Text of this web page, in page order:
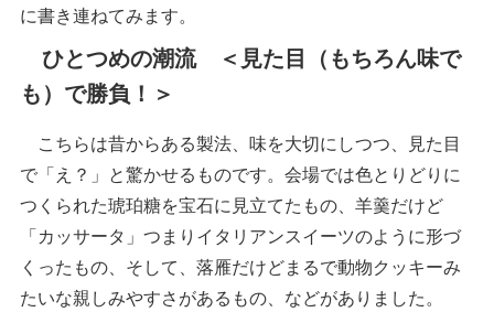
に書き連ねてみます。
ひとつめの潮流 ＜見た目（もちろん味で
も）で勝負！＞
こちらは昔からある製法、味を大切にしつつ、見た目
で「え？」と驚かせるものです。会場では色とりどりに
つくられた琥珀糖を宝石に見立てたもの、羊羹だけど
「カッサータ」つまりイタリアンスイーツのように形づ
くったもの、そして、落雁だけどまるで動物クッキーみ
たいな親しみやすさがあるもの、などがありました。